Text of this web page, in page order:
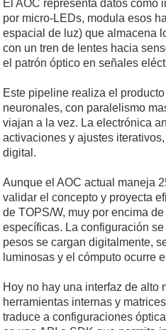
El AOC representa datos como
por micro-LEDs, modula esos
espacial de luz) que almacena
con un tren de lentes hacia
el patrón óptico en señales
Este pipeline realiza el
neuronales, con paralelismo
viajan a la vez. La electrónica
activaciones y ajustes
digital.
Aunque el AOC actual maneja
validar el concepto y proyecta
de TOPS/W, muy por encima
específicas. La configuración
pesos se cargan digitalmente,
luminosas y el cómputo ocurre
Hoy no hay una interfaz de alto
herramientas internas y
traduce a configuraciones